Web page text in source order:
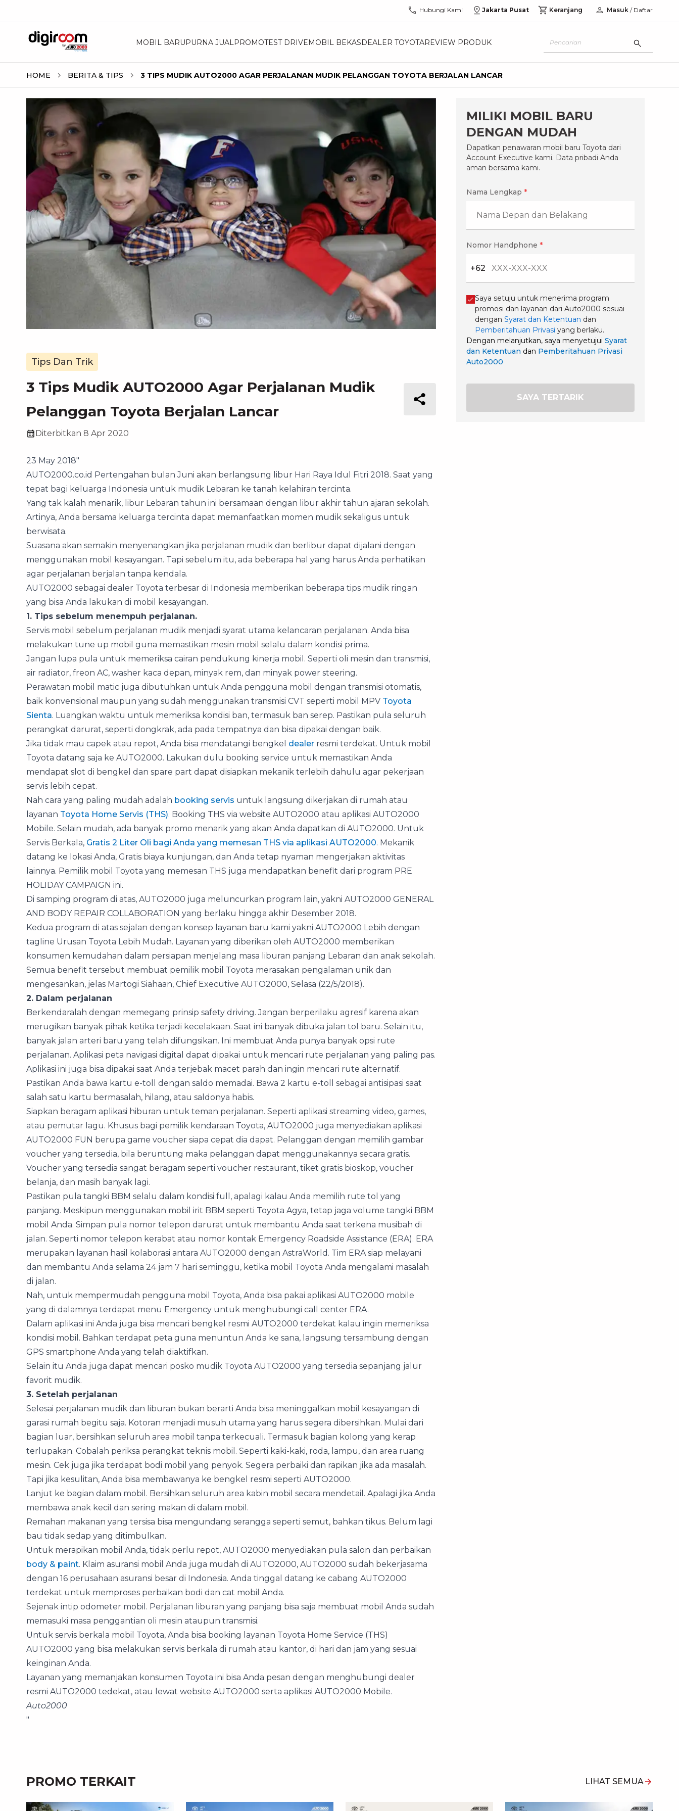
Hubungi Kami Jakarta Pusat Keranjang Masuk / Daftar
MOBIL BARUPURNA JUAL PROMOTEST DRIVEMOBIL BEKASDEALER TOYOTAREVIEW PRODUK
HOME BERITA & TIPS 3 TIPS MUDIK AUTO2000 AGAR PERJALANAN MUDIK PELANGGAN TOYOTA BERJALAN LANCAR
Tips Dan Trik
3 Tips Mudik AUTO2000 Agar Perjalanan Mudik
Pelanggan Toyota Berjalan Lancar
Diterbitkan 8 Apr 2020
23 May 2018"
AUTO2000.co.id Pertengahan bulan Juni akan berlangsung libur Hari Raya Idul Fitri 2018. Saat yang
tepat bagi keluarga Indonesia untuk mudik Lebaran ke tanah kelahiran tercinta.
Yang tak kalah menarik, libur Lebaran tahun ini bersamaan dengan libur akhir tahun ajaran sekolah.
Artinya, Anda bersama keluarga tercinta dapat memanfaatkan momen mudik sekaligus untuk
berwisata.
Suasana akan semakin menyenangkan jika perjalanan mudik dan berlibur dapat dijalani dengan
menggunakan mobil kesayangan. Tapi sebelum itu, ada beberapa hal yang harus Anda perhatikan
agar perjalanan berjalan tanpa kendala.
AUTO2000 sebagai dealer Toyota terbesar di Indonesia memberikan beberapa tips mudik ringan
yang bisa Anda lakukan di mobil kesayangan.
1. Tips sebelum menempuh perjalanan.
Servis mobil sebelum perjalanan mudik menjadi syarat utama kelancaran perjalanan. Anda bisa
melakukan tune up mobil guna memastikan mesin mobil selalu dalam kondisi prima.
Jangan lupa pula untuk memeriksa cairan pendukung kinerja mobil. Seperti oli mesin dan transmisi,
air radiator, freon AC, washer kaca depan, minyak rem, dan minyak power steering.
Perawatan mobil matic juga dibutuhkan untuk Anda pengguna mobil dengan transmisi otomatis,
baik konvensional maupun yang sudah menggunakan transmisi CVT seperti mobil MPV Toyota
Sienta. Luangkan waktu untuk memeriksa kondisi ban, termasuk ban serep. Pastikan pula seluruh
perangkat darurat, seperti dongkrak, ada pada tempatnya dan bisa dipakai dengan baik.
Jika tidak mau capek atau repot, Anda bisa mendatangi bengkel dealer resmi terdekat. Untuk mobil
Toyota datang saja ke AUTO2000. Lakukan dulu booking service untuk memastikan Anda
mendapat slot di bengkel dan spare part dapat disiapkan mekanik terlebih dahulu agar pekerjaan
servis lebih cepat.
Nah cara yang paling mudah adalah booking servis untuk langsung dikerjakan di rumah atau
layanan Toyota Home Servis (THS). Booking THS via website AUTO2000 atau aplikasi AUTO2000
Mobile. Selain mudah, ada banyak promo menarik yang akan Anda dapatkan di AUTO2000. Untuk
Servis Berkala, Gratis 2 Liter Oli bagi Anda yang memesan THS via aplikasi AUTO2000. Mekanik
datang ke lokasi Anda, Gratis biaya kunjungan, dan Anda tetap nyaman mengerjakan aktivitas
lainnya. Pemilik mobil Toyota yang memesan THS juga mendapatkan benefit dari program PRE
HOLIDAY CAMPAIGN ini.
Di samping program di atas, AUTO2000 juga meluncurkan program lain, yakni AUTO2000 GENERAL
AND BODY REPAIR COLLABORATION yang berlaku hingga akhir Desember 2018.
Kedua program di atas sejalan dengan konsep layanan baru kami yakni AUTO2000 Lebih dengan
tagline Urusan Toyota Lebih Mudah. Layanan yang diberikan oleh AUTO2000 memberikan
konsumen kemudahan dalam persiapan menjelang masa liburan panjang Lebaran dan anak sekolah.
Semua benefit tersebut membuat pemilik mobil Toyota merasakan pengalaman unik dan
mengesankan, jelas Martogi Siahaan, Chief Executive AUTO2000, Selasa (22/5/2018).
2. Dalam perjalanan
Berkendaralah dengan memegang prinsip safety driving. Jangan berperilaku agresif karena akan
merugikan banyak pihak ketika terjadi kecelakaan. Saat ini banyak dibuka jalan tol baru. Selain itu,
banyak jalan arteri baru yang telah difungsikan. Ini membuat Anda punya banyak opsi rute
perjalanan. Aplikasi peta navigasi digital dapat dipakai untuk mencari rute perjalanan yang paling pas.
Aplikasi ini juga bisa dipakai saat Anda terjebak macet parah dan ingin mencari rute alternatif.
Pastikan Anda bawa kartu e-toll dengan saldo memadai. Bawa 2 kartu e-toll sebagai antisipasi saat
salah satu kartu bermasalah, hilang, atau saldonya habis.
Siapkan beragam aplikasi hiburan untuk teman perjalanan. Seperti aplikasi streaming video, games,
atau pemutar lagu. Khusus bagi pemilik kendaraan Toyota, AUTO2000 juga menyediakan aplikasi
AUTO2000 FUN berupa game voucher siapa cepat dia dapat. Pelanggan dengan memilih gambar
voucher yang tersedia, bila beruntung maka pelanggan dapat menggunakannya secara gratis.
Voucher yang tersedia sangat beragam seperti voucher restaurant, tiket gratis bioskop, voucher
belanja, dan masih banyak lagi.
Pastikan pula tangki BBM selalu dalam kondisi full, apalagi kalau Anda memilih rute tol yang
panjang. Meskipun menggunakan mobil irit BBM seperti Toyota Agya, tetap jaga volume tangki BBM
mobil Anda. Simpan pula nomor telepon darurat untuk membantu Anda saat terkena musibah di
jalan. Seperti nomor telepon kerabat atau nomor kontak Emergency Roadside Assistance (ERA). ERA
merupakan layanan hasil kolaborasi antara AUTO2000 dengan AstraWorld. Tim ERA siap melayani
dan membantu Anda selama 24 jam 7 hari seminggu, ketika mobil Toyota Anda mengalami masalah
di jalan.
Nah, untuk mempermudah pengguna mobil Toyota, Anda bisa pakai aplikasi AUTO2000 mobile
yang di dalamnya terdapat menu Emergency untuk menghubungi call center ERA.
Dalam aplikasi ini Anda juga bisa mencari bengkel resmi AUTO2000 terdekat kalau ingin memeriksa
kondisi mobil. Bahkan terdapat peta guna menuntun Anda ke sana, langsung tersambung dengan
GPS smartphone Anda yang telah diaktifkan.
Selain itu Anda juga dapat mencari posko mudik Toyota AUTO2000 yang tersedia sepanjang jalur
favorit mudik.
3. Setelah perjalanan
Selesai perjalanan mudik dan liburan bukan berarti Anda bisa meninggalkan mobil kesayangan di
garasi rumah begitu saja. Kotoran menjadi musuh utama yang harus segera dibersihkan. Mulai dari
bagian luar, bersihkan seluruh area mobil tanpa terkecuali. Termasuk bagian kolong yang kerap
terlupakan. Cobalah periksa perangkat teknis mobil. Seperti kaki-kaki, roda, lampu, dan area ruang
mesin. Cek juga jika terdapat bodi mobil yang penyok. Segera perbaiki dan rapikan jika ada masalah.
Tapi jika kesulitan, Anda bisa membawanya ke bengkel resmi seperti AUTO2000.
Lanjut ke bagian dalam mobil. Bersihkan seluruh area kabin mobil secara mendetail. Apalagi jika Anda
membawa anak kecil dan sering makan di dalam mobil.
Remahan makanan yang tersisa bisa mengundang serangga seperti semut, bahkan tikus. Belum lagi
bau tidak sedap yang ditimbulkan.
Untuk merapikan mobil Anda, tidak perlu repot, AUTO2000 menyediakan pula salon dan perbaikan
body & paint. Klaim asuransi mobil Anda juga mudah di AUTO2000, AUTO2000 sudah bekerjasama
dengan 16 perusahaan asuransi besar di Indonesia. Anda tinggal datang ke cabang AUTO2000
terdekat untuk memproses perbaikan bodi dan cat mobil Anda.
Sejenak intip odometer mobil. Perjalanan liburan yang panjang bisa saja membuat mobil Anda sudah
memasuki masa penggantian oli mesin ataupun transmisi.
Untuk servis berkala mobil Toyota, Anda bisa booking layanan Toyota Home Service (THS)
AUTO2000 yang bisa melakukan servis berkala di rumah atau kantor, di hari dan jam yang sesuai
keinginan Anda.
Layanan yang memanjakan konsumen Toyota ini bisa Anda pesan dengan menghubungi dealer
resmi AUTO2000 tedekat, atau lewat website AUTO2000 serta aplikasi AUTO2000 Mobile.
Auto2000
"
MILIKI MOBIL BARU
DENGAN MUDAH
Dapatkan penawaran mobil baru Toyota dari
Account Executive kami. Data pribadi Anda
aman bersama kami.
Nama Lengkap *
Nomor Handphone *
+62
Saya setuju untuk menerima program
promosi dan layanan dari Auto2000 sesuai
dengan Syarat dan Ketentuan dan
Pemberitahuan Privasi yang berlaku.
Dengan melanjutkan, saya menyetujui Syarat
dan Ketentuan dan Pemberitahuan Privasi
Auto2000
SAYA TERTARIK
PROMO TERKAIT LIHAT SEMUA